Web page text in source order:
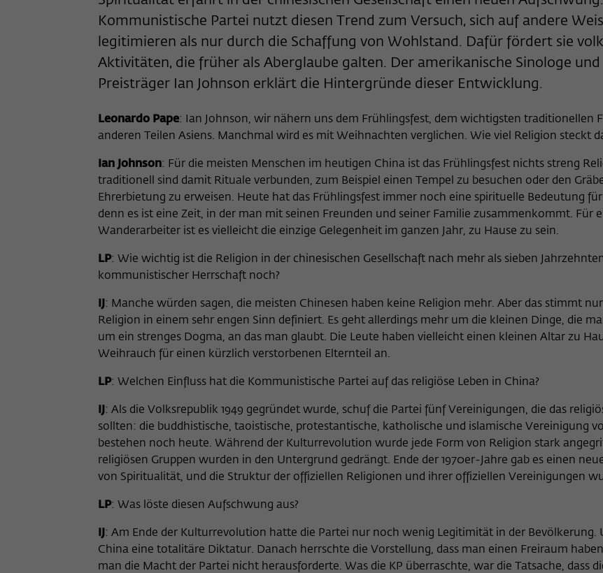
Kommunistische Partei nutzt diesen Trend zum Versuch, sich auf andere
legitimieren als nur durch die Schaffung von Wohlstand. Dafür fördert sie
Aktivitäten, die früher als Aberglaube galten. Der amerikanische Sinologe
Preisträger Ian Johnson erklärt die Hintergründe dieser Entwicklung.
Leonardo Pape: Ian Johnson, wir nähern uns dem Frühlingsfest, dem wichtigsten traditionellen
anderen Teilen Asiens. Manchmal wird es mit Weihnachten verglichen. Wie viel Religion steckt
Ian Johnson: Für die meisten Menschen im heutigen China ist das Frühlingsfest nichts streng
traditionell sind damit Rituale verbunden, zum Beispiel einen Tempel zu besuchen oder den
Ehrerbietung zu erweisen. Heute hat das Frühlingsfest immer noch eine spirituelle Bedeutung
denn es ist eine Zeit, in der man mit seinen Freunden und seiner Familie zusammenkommt. Für
Wanderarbeiter ist es vielleicht die einzige Gelegenheit im ganzen Jahr, zu Hause zu sein.
LP: Wie wichtig ist die Religion in der chinesischen Gesellschaft nach mehr als sieben
kommunistischer Herrschaft noch?
IJ : Manche würden sagen, die meisten Chinesen haben keine Religion mehr. Aber das stimmt
Religion in einem sehr engen Sinn definiert. Es geht allerdings mehr um die kleinen Dinge, die
um ein strenges Dogma, an das man glaubt. Die Leute haben vielleicht einen kleinen Altar zu
Weihrauch für einen kürzlich verstorbenen Elternteil an.
LP: Welchen Einfluss hat die Kommunistische Partei auf das religiöse Leben in China?
IJ : Als die Volksrepublik 1949 gegründet wurde, schuf die Partei fünf Vereinigungen, die das
sollten: die buddhistische, taoistische, protestantische, katholische und islamische Vereinigung
bestehen noch heute. Während der Kulturrevolution wurde jede Form von Religion stark
religiösen Gruppen wurden in den Untergrund gedrängt. Ende der 1970er-Jahre gab es einen
von Spiritualität, und die Struktur der offiziellen Religionen und ihrer offiziellen Vereinigungen
LP: Was löste diesen Aufschwung aus?
IJ : Am Ende der Kulturrevolution hatte die Partei nur noch wenig Legitimität in der Bevölkerung.
China eine totalitäre Diktatur. Danach herrschte die Vorstellung, dass man einen Freiraum
man die Macht der Partei nicht herausforderte. Was die KP überraschte, war die Tatsache, dass
Anbieter Wissenschaftskolleg zu Berlin
Laufzeit Session-Dauer
Zweck
Dieses Cookie dient zur Identifizierung einer
Session-ID bei der Anmeldung am internen
Anbieter Matomo
Zweck
Dieses Cookie dient dazu, den/die Besucher:in
_pk_ref
Anbieter
Laufzeit 6 Monate
Zweck
Dieses Cookie dient dazu, zu speichern, von
Besucher:in durch eine Verlinkung auf wiko-
Name _pk_ses
Anbieter
Laufzeit 30 Minuten
Zweck
Dieses kurzlebige Cookie wird dazu
vorübergehend Daten über den aktuellen
Aufenthalt des Besuchs auf der Webseite des
Wissenschaftskollegs zu speichern.
Wir verwenden auf unserer Webseite externe Inhalte, um
zusätzliche Informationen anzubieten. Diese externen Inhalte
Videos der Video-Plattform Vimeo, Inhalte des
Bluesky und Karten der OpenStreetMap Foundation (OSMF).
den lokalen Speicher des Browsers, um Informationen über Ihre
Nutzung der Videos zu speichern (z.B. Häufigkeit des Aufrufes,
Verbindung zu den externen Diensten ggf. in sog. Drittstaaten
den USA hergestellt wird, deren Datenschutzniveau von der EU
nicht als mit EU-Standards gleichwertig eingeschätzt wurde. Es
besteht insbesondere das Risiko, dass Ihre Daten durch dortige
Behörden, zu Kontroll- und zu Überwachungszwecken,
möglicherweise auch ohne Rechtsbehelfsmöglichkeiten,
werden können